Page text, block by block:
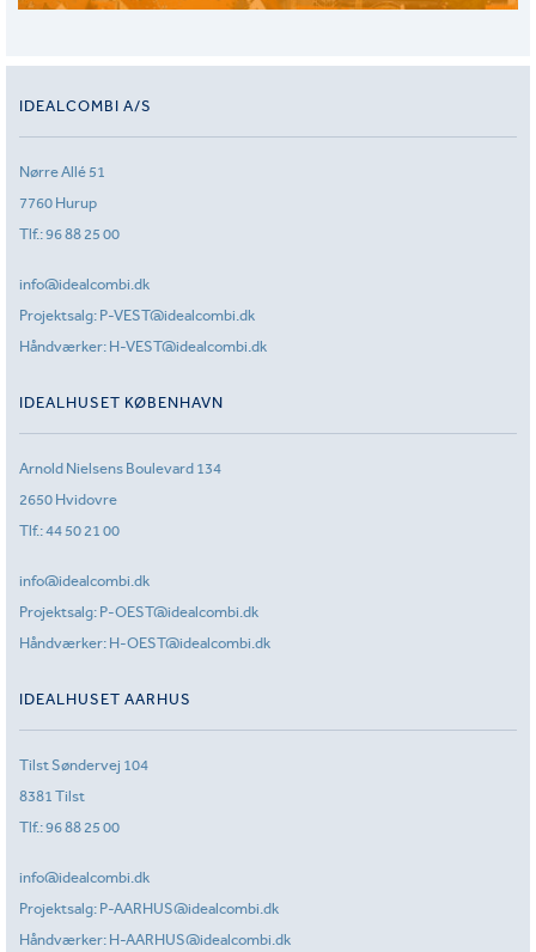
IDEALCOMBI A/S
Nørre Allé 51
7760 Hurup
Tlf.:96 88 25 00
info@idealcombi.dk
Projektsalg: P-VEST@idealcombi.dk
Håndværker: H-VEST@idealcombi.dk
IDEALHUSET KØBENHAVN
Arnold Nielsens Boulevard 134
2650 Hvidovre
Tlf.:44 50 21 00
info@idealcombi.dk
Projektsalg: P-OEST@idealcombi.dk
Håndværker: H-OEST@idealcombi.dk
IDEALHUSET AARHUS
Tilst Søndervej 104
8381 Tilst
Tlf.:96 88 25 00
info@idealcombi.dk
Projektsalg: P-AARHUS@idealcombi.dk
Håndværker: H-AARHUS@idealcombi.dk